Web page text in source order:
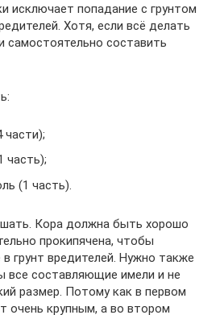
исключает попадание с грунтом
Хотя, если всё делать
самостоятельно составить
части);
часть);
(1 часть).
Кора должна быть хорошо
прокипячена, чтобы
грунт вредителей. Нужно также
все составляющие имели и не
размер. Потому как в первом
очень крупным, а во втором